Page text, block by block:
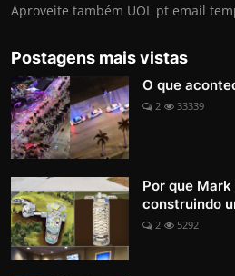
Aproveite também UOL pt email
Postagens mais vistas
O que
2 33339
Por que
construindo
2 5292